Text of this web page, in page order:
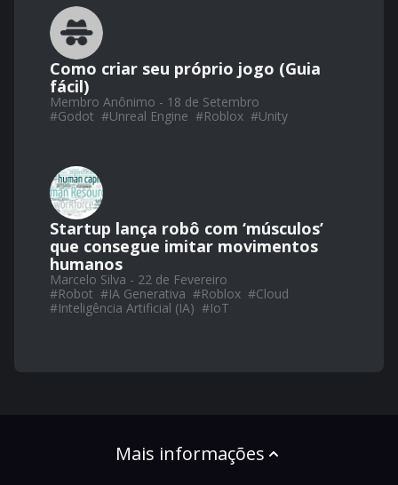
Como criar seu próprio jogo (Guia
fácil)
Membro Anônimo - 18 de Setembro
#Godot #Unreal Engine #Roblox #Unity
Startup lança robô com ‘músculos’
que consegue imitar movimentos
humanos
Marcelo Silva - 22 de Fevereiro
#Robot #IA Generativa #Roblox #Cloud
#Inteligência Artificial (IA) #IoT
Mais informações